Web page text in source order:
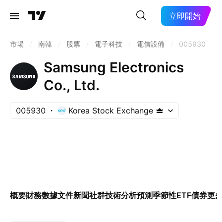
立即開始
市場 南韓 股票 電子科技 電信設備 005930
Samsung Electronics
Co., Ltd.
005930 Korea Stock Exchange
概要財務數據文件新聞社群技術分析預測季節性ETF債券更